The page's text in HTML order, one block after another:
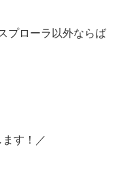
プローラ以外ならば
す！／